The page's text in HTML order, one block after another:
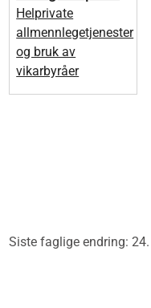
Helprivate
allmennlegetjenester
og bruk av
vikarbyråer
Siste faglige endring: